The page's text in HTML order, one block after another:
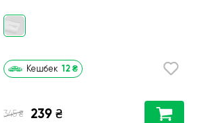
Кешбек 12 ₴
345 ₴ 239 ₴